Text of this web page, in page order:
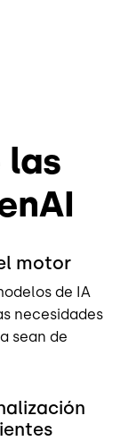
las
motor
de IA
necesidades
sean de